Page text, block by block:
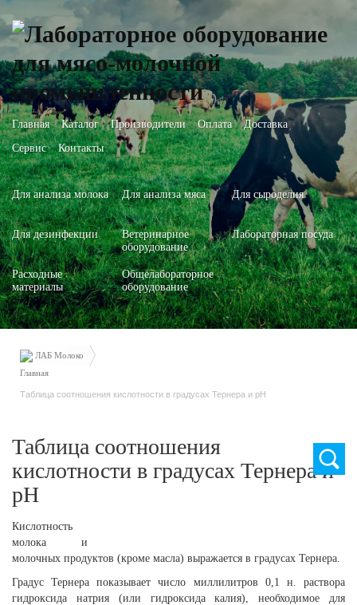
Главная Каталог Производители Оплата
Доставка
Сервис
Контакты
Для анализа молока Для анализа мяса Для сыроделия
Для дезинфекции
Ветеринарное
оборудование
Лабораторная посуда
Расходные
материалы
Общелабораторное
оборудование
ЛАБ Молоко
Таблица соотношения кислотности в градусах Тернера и рН
Таблица соотношения
кислотности в градусах Тернера и
рН
Кислотность
молока и
молочных продуктов (кроме масла) выражается в градусах Тернера.
Градус Тернера показывает число миллилитров 0,1 н. раствора
гидроксида натрия (или гидроксида калия), необходимое для